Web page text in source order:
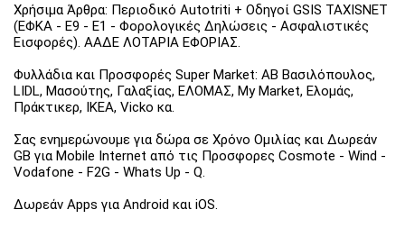
Χρήσιμα Άρθρα: Περιοδικό Autotriti + Οδηγοί GSIS TAXISNET
(ΕΦΚΑ - Ε9 - Ε1 - Φορολογικές Δηλώσεις - Ασφαλιστικές
Εισφορές). ΑΑΔΕ ΛΟΤΑΡΙΑ ΕΦΟΡΙΑΣ.
Φυλλάδια και Προσφορές Super Market: ΑΒ Βασιλόπουλος,
LIDL, Μασούτης, Γαλαξίας, ΕΛΟΜΑΣ, My Market, Ελομάς,
Πράκτικερ, ΙΚΕΑ, Vicko κα.
Σας ενημερώνουμε για δώρα σε Χρόνο Ομιλίας και Δωρεάν
GB για Mobile Internet από τις Προσφορες Cosmote - Wind -
Vodafone - F2G - Whats Up - Q.
Δωρεάν Apps για Android και iOS.